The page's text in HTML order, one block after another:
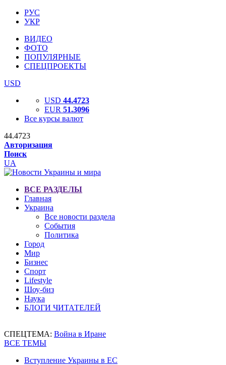
РУС
УКР
ВИДЕО
ФОТО
ПОПУЛЯРНЫЕ
СПЕЦПРОЕКТЫ
USD
USD 44.4723
EUR 51.3096
Все курсы валют
44.4723
Авторизация
Поиск
UA
ВСЕ РАЗДЕЛЫ
Главная
Украина
Все новости раздела
События
Политика
Город
Мир
Бизнес
Спорт
Lifestyle
Шоу-биз
Наука
БЛОГИ ЧИТАТЕЛЕЙ
СПЕЦТЕМА: Война в Иране
ВСЕ ТЕМЫ
Вступление Украины в ЕС